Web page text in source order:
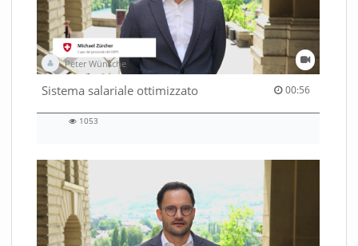
Peter Wünsche
Sistema salariale ottimizzato 00:56
00:56 duration
1053